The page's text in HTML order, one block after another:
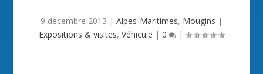
9 décembre 2013 | Alpes-Maritimes, Mougins |
Expositions & visites, Véhicule | 0 |